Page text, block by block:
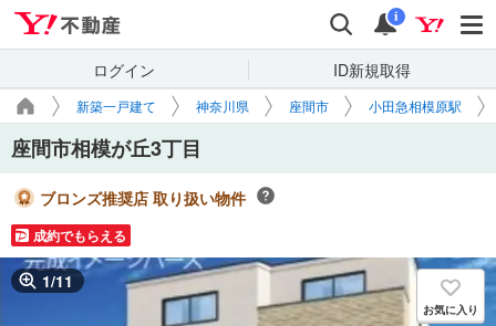
検索 通知
i
ログイン ID新規取得
新築一戸建て 神奈川県 座間市 小田急相模原駅
座間市相模が丘3丁目
ブロンズ推奨店 取り扱い物件
成約でもらえる
1/11
お気に入り